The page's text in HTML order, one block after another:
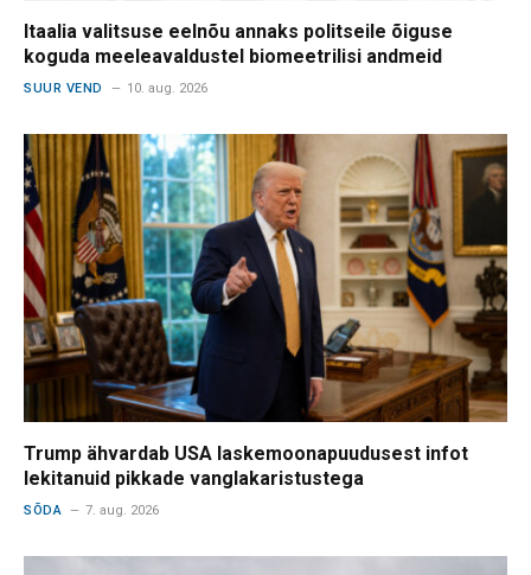
Itaalia valitsuse eelnõu annaks politseile õiguse
koguda meeleavaldustel biomeetrilisi andmeid
SUUR VEND 10. aug. 2026
Trump ähvardab USA laskemoonapuudusest infot
lekitanuid pikkade vanglakaristustega
SÕDA 7. aug. 2026